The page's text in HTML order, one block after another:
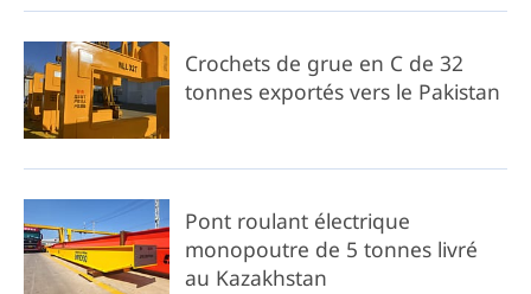
Crochets de grue en C de 32
tonnes exportés vers le Pakistan
Pont roulant électrique
monopoutre de 5 tonnes livré
au Kazakhstan